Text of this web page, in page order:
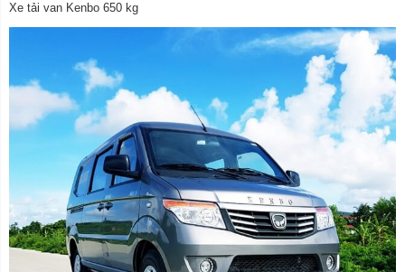
Xe tải van Kenbo 650 kg